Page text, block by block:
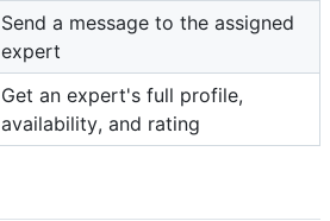
Send a message to the assigned
expert
Get an expert's full profile,
availability, and rating